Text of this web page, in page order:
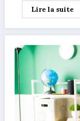
Lire la suite